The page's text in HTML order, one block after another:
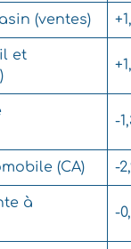
(ventes)
et
-
(CA) -
à
-